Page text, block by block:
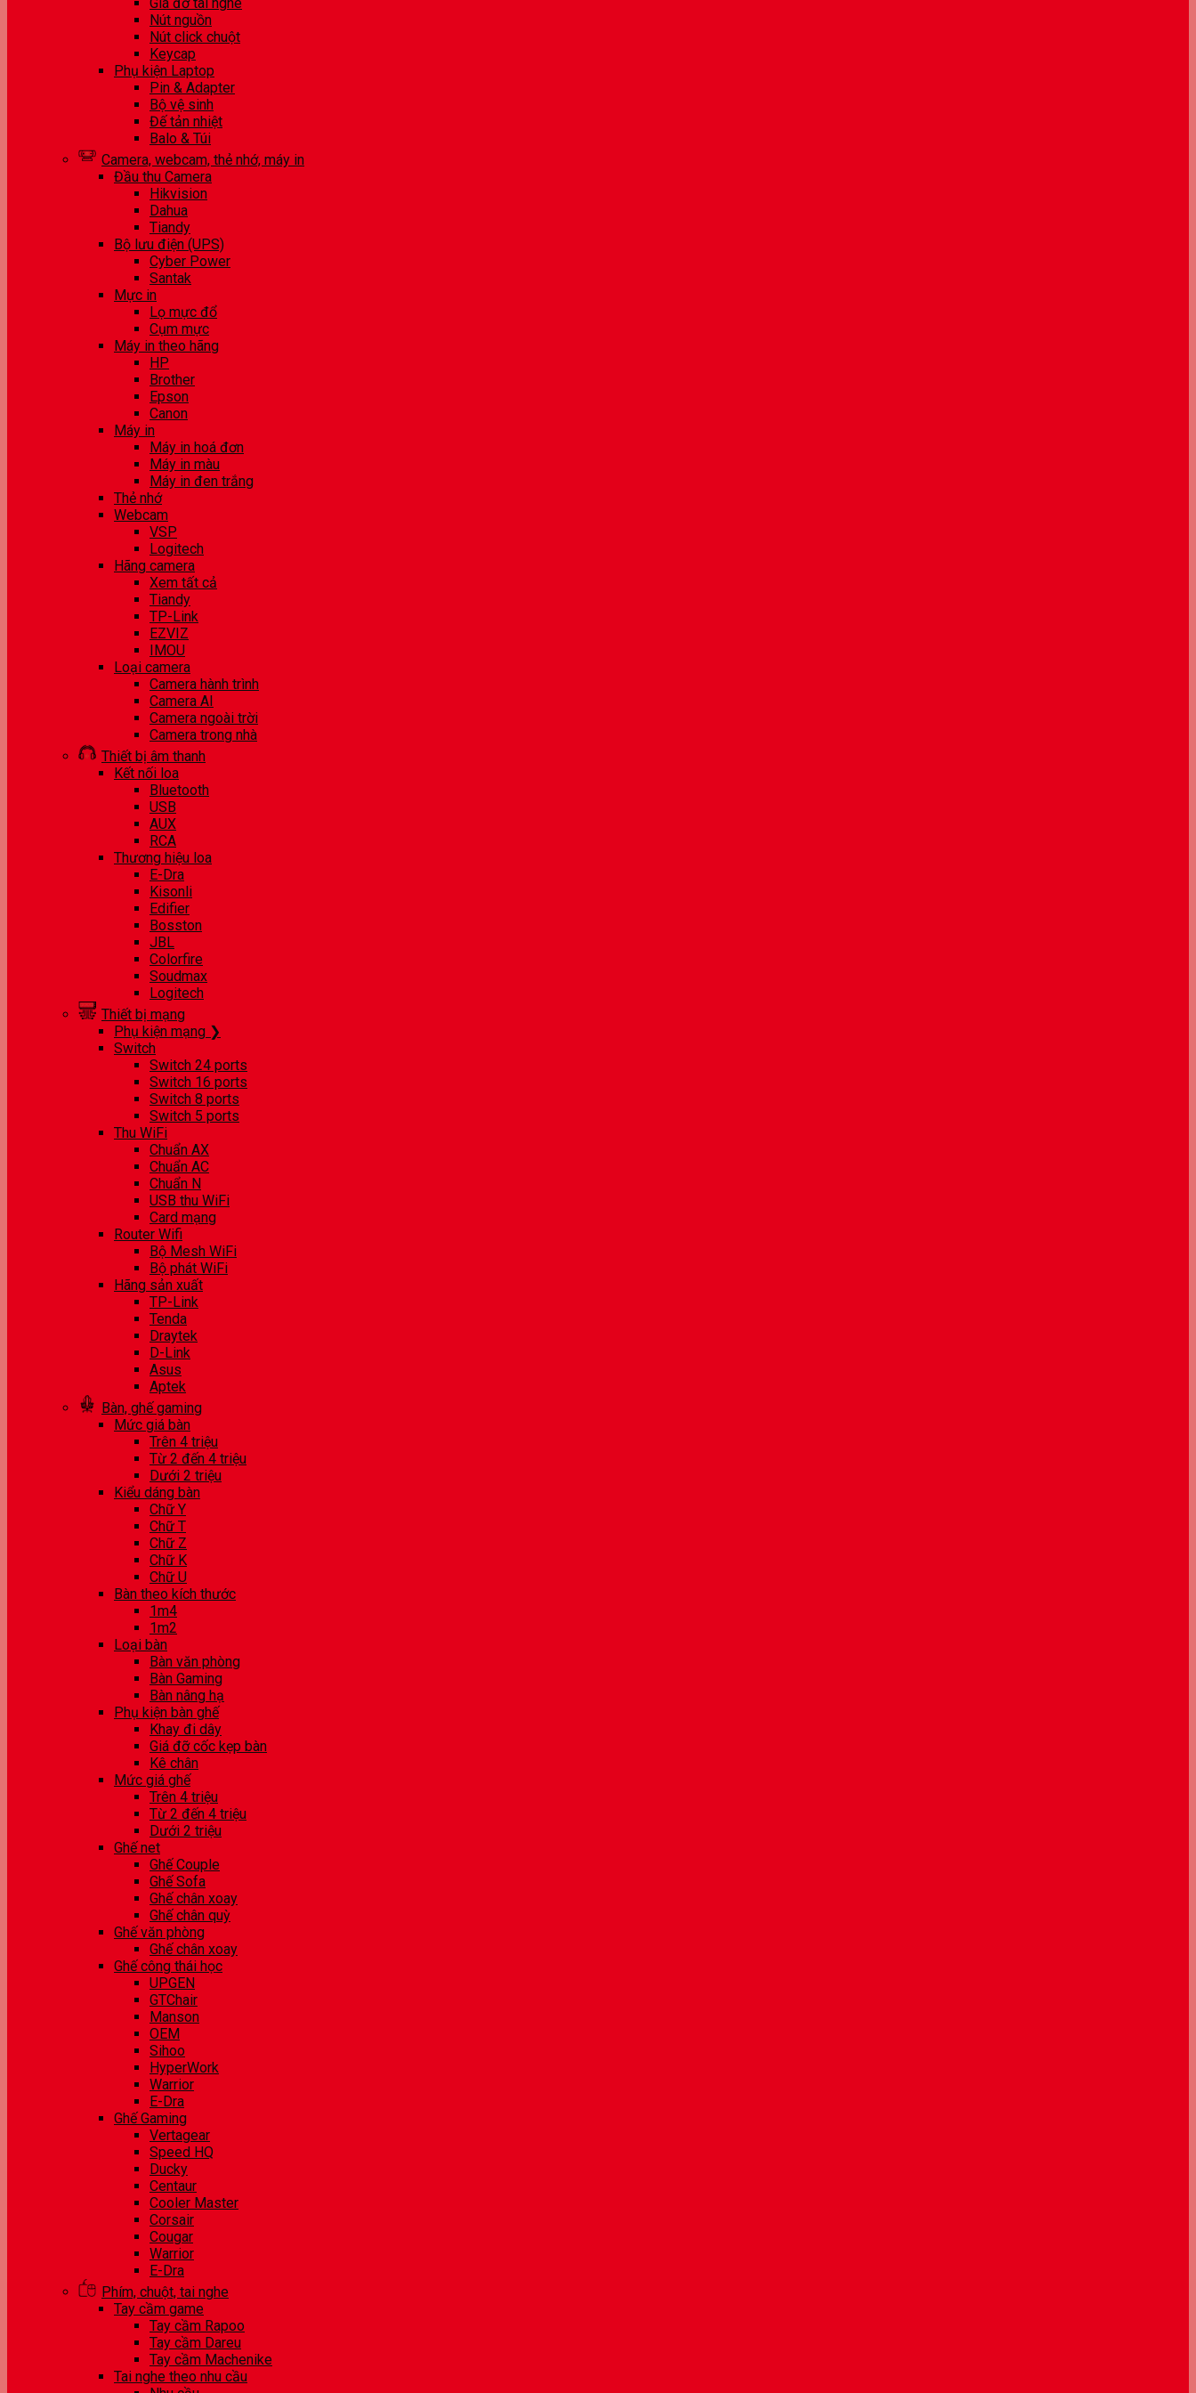
Nút nguồn
Nút click chuột
Keycap
Phụ kiện Laptop
Pin & Adapter
Bộ vệ sinh
Đế tản nhiệt
Balo & Túi
Camera, webcam, thẻ nhớ, máy in
Đầu thu Camera
Hikvision
Dahua
Tiandy
Bộ lưu điện (UPS)
Cyber Power
Santak
Mực in
Lọ mực đổ
Cụm mực
Máy in theo hãng
HP
Brother
Epson
Canon
Máy in
Máy in hoá đơn
Máy in màu
Máy in đen trắng
Thẻ nhớ
Webcam
VSP
Logitech
Hãng camera
Xem tất cả
Tiandy
TP-Link
EZVIZ
IMOU
Loại camera
Camera hành trình
Camera AI
Camera ngoài trời
Camera trong nhà
Thiết bị âm thanh
Kết nối loa
Bluetooth
USB
AUX
RCA
Thương hiệu loa
E-Dra
Kisonli
Edifier
Bosston
JBL
Colorfire
Soudmax
Logitech
Thiết bị mạng
Phụ kiện mạng ❯
Switch
Switch 24 ports
Switch 16 ports
Switch 8 ports
Switch 5 ports
Thu WiFi
Chuẩn AX
Chuẩn AC
Chuẩn N
USB thu WiFi
Card mạng
Router Wifi
Bộ Mesh WiFi
Bộ phát WiFi
Hãng sản xuất
TP-Link
Tenda
Draytek
D-Link
Asus
Aptek
Bàn, ghế gaming
Mức giá bàn
Trên 4 triệu
Từ 2 đến 4 triệu
Dưới 2 triệu
Kiểu dáng bàn
Chữ Y
Chữ T
Chữ Z
Chữ K
Chữ U
Bàn theo kích thước
1m4
1m2
Loại bàn
Bàn văn phòng
Bàn Gaming
Bàn nâng hạ
Phụ kiện bàn ghế
Khay đi dây
Giá đỡ cốc kẹp bàn
Kê chân
Mức giá ghế
Trên 4 triệu
Từ 2 đến 4 triệu
Dưới 2 triệu
Ghế net
Ghế Couple
Ghế Sofa
Ghế chân xoay
Ghế chân quỳ
Ghế văn phòng
Ghế chân xoay
Ghế công thái học
UPGEN
GTChair
Manson
OEM
Sihoo
HyperWork
Warrior
E-Dra
Ghế Gaming
Vertagear
Speed HQ
Ducky
Centaur
Cooler Master
Corsair
Cougar
Warrior
E-Dra
Phím, chuột, tai nghe
Tay cầm game
Tay cầm Rapoo
Tay cầm Dareu
Tay cầm Machenike
Tai nghe theo nhu cầu